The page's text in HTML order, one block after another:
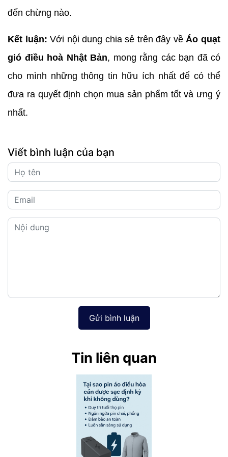
đến chừng nào.
Kết luận: Với nội dung chia sẻ trên đây về Áo quạt
gió điều hoà Nhật Bản, mong rằng các bạn đã có
cho mình những thông tin hữu ích nhất để có thể
đưa ra quyết định chọn mua sản phẩm tốt và ưng ý
nhất.
Viết bình luận của bạn
Gửi bình luận
Tin liên quan